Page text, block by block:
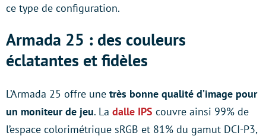
ce type de configuration.
Armada 25 : des couleurs
éclatantes et fidèles
L’Armada 25 offre une très bonne qualité d’image pour
un moniteur de jeu. La dalle IPS couvre ainsi 99% de
l’espace colorimétrique sRGB et 81% du gamut DCI-P3,